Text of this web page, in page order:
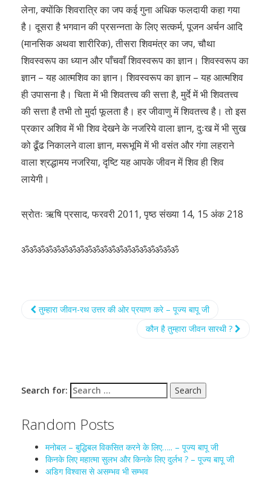
लेना, क्योंकि शिवरात्रि का जप कई गुना अधिक फलदायी कहा गया
है। दूसरा है भगवान की प्रसन्नता के लिए सत्कर्म, पूजन अर्चन आदि
(मानसिक अथवा शारीरिक), तीसरा शिवमंत्र का जप, चौथा
शिवस्वरूप का ध्यान और पाँचवाँ शिवस्वरूप का ज्ञान। शिवस्वरूप का
ज्ञान – यह आत्मशिव का ज्ञान। शिवस्वरूप का ज्ञान – यह आत्मशिव
ही उपासना है। चिता में भी शिवतत्त्व की सत्ता है, मुर्दे में भी शिवतत्त्व
की सत्ता है तभी तो मुर्दा फूलता है। हर जीवाणु में शिवतत्त्व है। तो इस
प्रकार अशिव में भी शिव देखने के नजरिये वाला ज्ञान, दुःख में भी सुख
को ढूँढ निकालने वाला ज्ञान, मरूभूमि में भी वसंत और गंगा लहराने
वाला श्रद्धामय नजरिया, दृष्टि यह आपके जीवन में शिव ही शिव
लायेगी।
स्रोतः ऋषि प्रसाद, फरवरी 2011, पृष्ठ संख्या 14, 15 अंक 218
ॐॐॐॐॐॐॐॐॐॐॐॐॐॐॐॐॐॐॐॐ
तुम्हारा जीवन-रथ उत्तर की ओर प्रयाण करे – पूज्य बापू जी
कौन है तुम्हारा जीवन सारथी ?
Search for:
Random Posts
मनोबल – बुद्धिबल विकसित करने के लिए….. – पूज्य बापू जी
किनके लिए महात्मा सुलभ और किनके लिए दुर्लभ ? – पूज्य बापू जी
अडिग विश्वास से असम्भव भी सम्भव